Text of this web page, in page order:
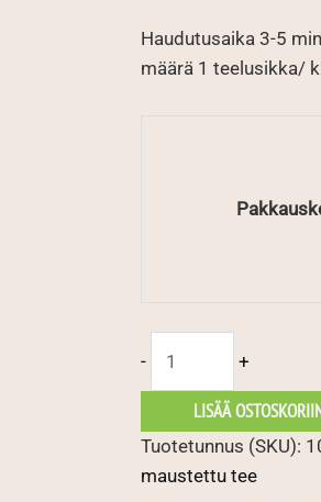
Haudutusaika 3-5
määrä 1 teelusikka/
-
tee
määrä
+
LISÄÄ
Tuotetunnus (SKU):
maustettu tee